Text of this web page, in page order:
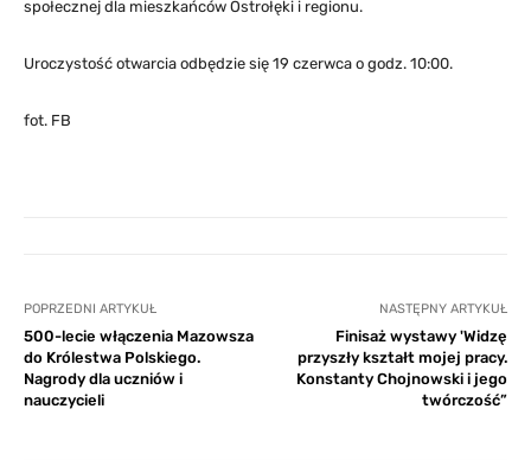
społecznej dla mieszkańców Ostrołęki i regionu.
Uroczystość otwarcia odbędzie się 19 czerwca o godz. 10:00.
fot. FB
POPRZEDNI ARTYKUŁ
500-lecie włączenia Mazowsza
do Królestwa Polskiego.
Nagrody dla uczniów i
nauczycieli
NASTĘPNY ARTYKUŁ
Finisaż wystawy 'Widzę
przyszły kształt mojej pracy.
Konstanty Chojnowski i jego
twórczość”